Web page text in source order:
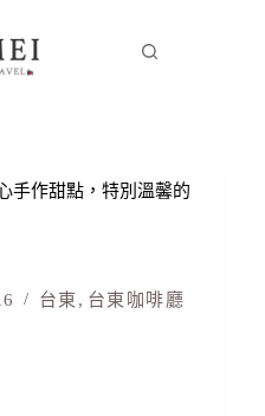
手作甜點，特別溫馨的
台東 , 台東咖啡廳